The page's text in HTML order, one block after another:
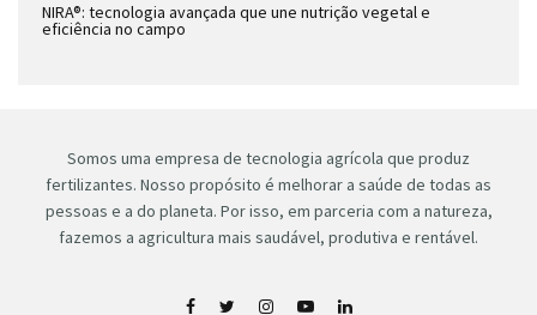
NIRA®: tecnologia avançada que une nutrição vegetal e
eficiência no campo
Somos uma empresa de tecnologia agrícola que produz
fertilizantes. Nosso propósito é melhorar a saúde de todas as
pessoas e a do planeta. Por isso, em parceria com a natureza,
fazemos a agricultura mais saudável, produtiva e rentável.